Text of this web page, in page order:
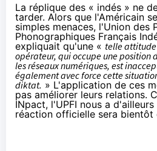
La réplique des « indés » ne
tarder. Alors que l'Américain
simples menaces, l'Union des
Phonographiques Français
expliquait qu'une « telle attitude
opérateur, qui occupe une position
les réseaux numériques, est
également avec force cette
diktat. » L'application de ces
pas améliorer leurs relations.
INpact, l'UPFI nous a
réaction officielle sera bientôt